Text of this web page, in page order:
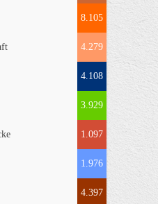
8.105
4.279
4.108
3.929
1.097
1.976
4.397